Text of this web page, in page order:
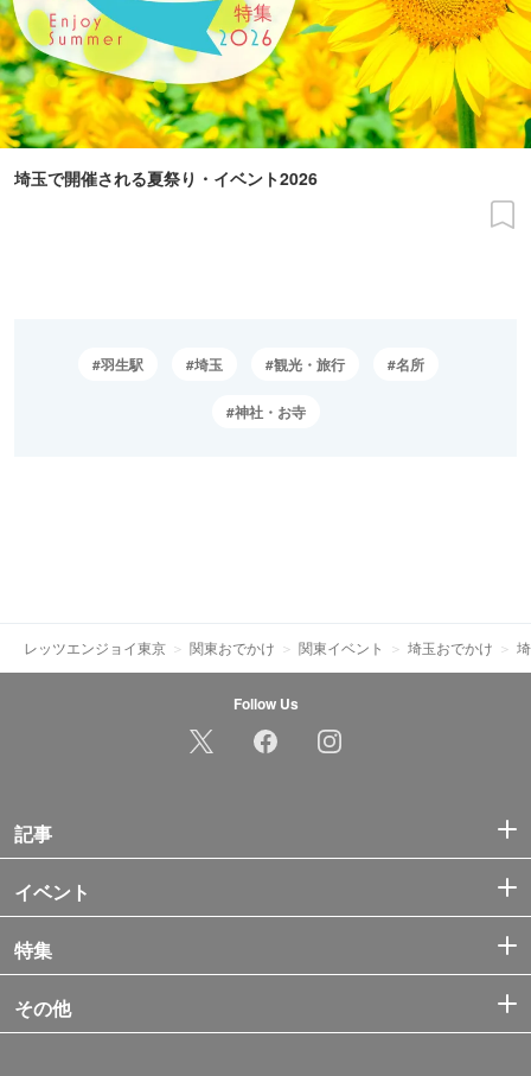
埼玉で開催される夏祭り・イベント2026
羽生駅 埼玉 観光・旅行 名所
神社・お寺
レッツエンジョイ東京 関東おでかけ 関東イベント 埼玉おでかけ
Follow Us
記事
イベント
特集
その他